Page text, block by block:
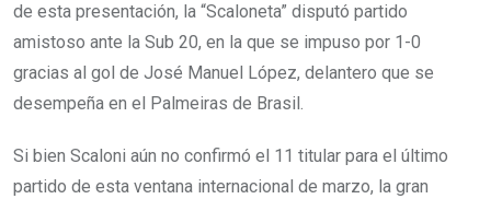
de esta presentación, la “Scaloneta” disputó partido
amistoso ante la Sub 20, en la que se impuso por 1-0
gracias al gol de José Manuel López, delantero que se
desempeña en el Palmeiras de Brasil.
Si bien Scaloni aún no confirmó el 11 titular para el último
partido de esta ventana internacional de marzo, la gran